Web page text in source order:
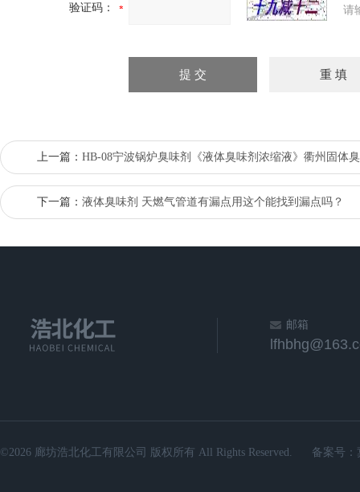
验证码： 请
上一篇： HB-08宁波锅炉臭味剂《液体臭味剂浓缩液》衢州固体
下一篇： 液体臭味剂 天燃气管道有漏点用这个能找到漏点吗？
邮箱
©2026 廊坊浩北化工有限公司 版权所有 All Rights Reserved. 备案号：